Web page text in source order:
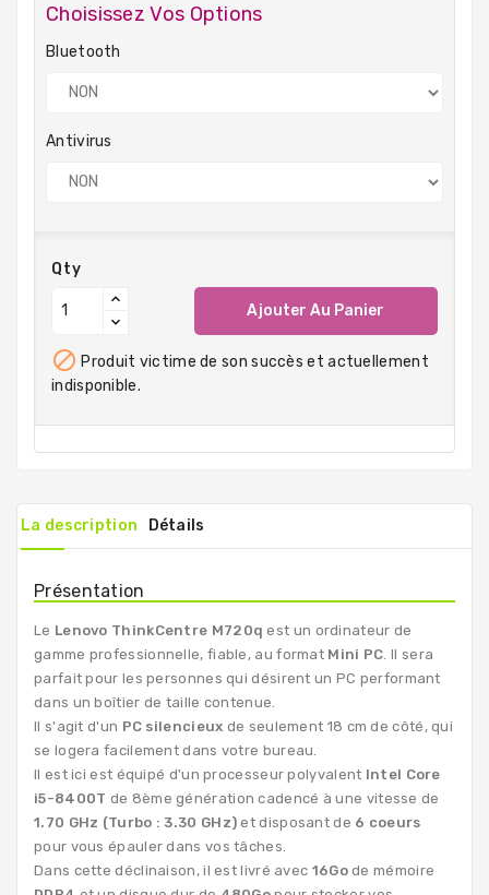
Choisissez Vos Options
Bluetooth
Antivirus
Qty
Ajouter Au Panier
 Produit victime de son succès et actuellement
indisponible.
La description Détails
Présentation
Le Lenovo ThinkCentre M720q est un ordinateur de
gamme professionnelle, fiable, au format Mini PC . Il sera
parfait pour les personnes qui désirent un PC performant
dans un boîtier de taille contenue.
Il s'agit d'un PC silencieux de seulement 18 cm de côté, qui
se logera facilement dans votre bureau.
Il est ici est équipé d'un processeur polyvalent Intel Core
i5-8400T de 8ème génération cadencé à une vitesse de
1.70 GHz (Turbo : 3.30 GHz) et disposant de 6 coeurs
pour vous épauler dans vos tâches.
Dans cette déclinaison, il est livré avec 16Gode mémoire